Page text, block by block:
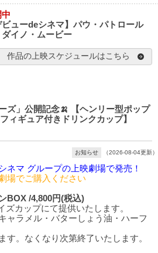
ビューdeシネマ】パウ・パトロール
ダイノ・ムービー
作品の上映スケジュールはこちら
ズ」公開記念🍌 【ヘンリー型ポップ
ィギュア付きドリンクカップ】
お知らせ （2026-08-04更新）
ネマ グループの上映劇場で発売！
場でご購入ください
BOX /4,800円(税込)
カップにて提供いたします。
ャラメル・バターしょう油・ハーフ
。なくなり次第終了いたします。